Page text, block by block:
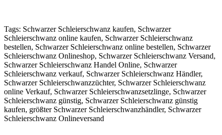
Tags: Schwarzer Schleierschwanz kaufen, Schwarzer
Schleierschwanz online kaufen, Schwarzer Schleierschwanz
bestellen, Schwarzer Schleierschwanz online bestellen, Schwarzer
Schleierschwanz Onlineshop, Schwarzer Schleierschwanz Versand,
Schwarzer Schleierschwanz Handel Online, Schwarzer
Schleierschwanz verkauf, Schwarzer Schleierschwanz Händler,
Schwarzer Schleierschwanzzüchter, Schwarzer Schleierschwanz
online Verkauf, Schwarzer Schleierschwanzsetzlinge, Schwarzer
Schleierschwanz günstig, Schwarzer Schleierschwanz günstig
kaufen, größter Schwarzer Schleierschwanzhändler, Schwarzer
Schleierschwanz Onlineversand